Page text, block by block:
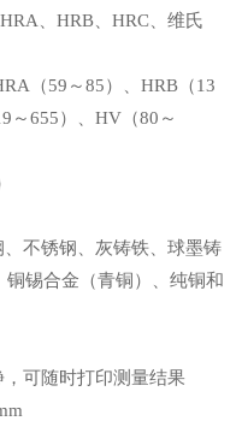
、HRB、HRC、维氏
（59～85）、HRB（13
～655）、HV（80～
不锈钢、灰铸铁、球墨铸
锡合金（青铜）、纯铜和
可随时打印测量结果